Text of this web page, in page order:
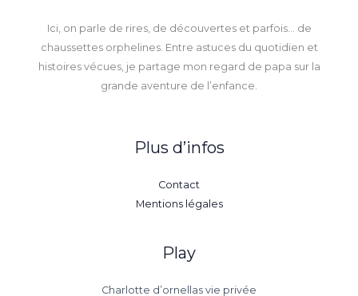
Ici, on parle de rires, de découvertes et parfois… de
chaussettes orphelines. Entre astuces du quotidien et
histoires vécues, je partage mon regard de papa sur la
grande aventure de l’enfance.
Plus d’infos
Contact
Mentions légales
Play
Charlotte d’ornellas vie privée